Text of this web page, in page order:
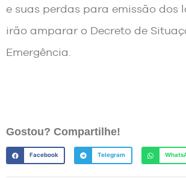
e suas perdas para emissão dos
irão amparar o Decreto de
Emergência.
Gostou? Compartilhe!
Facebook Telegram